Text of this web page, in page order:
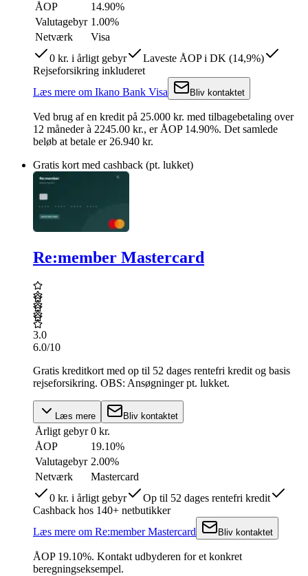
ÅOP
14.90%
Valutagebyr 1.00%
Netværk
Visa
0 kr. i årligt gebyr
Laveste ÅOP i DK (14,9%)
Rejseforsikring inkluderet
Læs mere om Ikano Bank Visa Bliv kontaktet
Ved brug af en kredit på 25.000 kr. med tilbagebetaling over
12 månederà 2245.00 kr., er ÅOP 14.90%. Det samlede
beløb at betale er 26.940 kr.
Gratis kort med cashback (pt. lukket)
Re:member Mastercard
3.0
6.0/10
Gratis kreditkort med op til 52 dages rentefri kredit og basis
rejseforsikring. OBS: Ansøgninger pt. lukket.
Læs mere Bliv kontaktet
Årligt gebyr 0 kr.
ÅOP
19.10%
Valutagebyr 2.00%
Netværk
Mastercard
0 kr. i årligt gebyr
Op til 52 dages rentefri kredit
Cashback hos 140+ netbutikker
Læs mere om Re:member Mastercard Bliv kontaktet
ÅOP 19.10%. Kontakt udbyderen for et konkret
beregningseksempel.